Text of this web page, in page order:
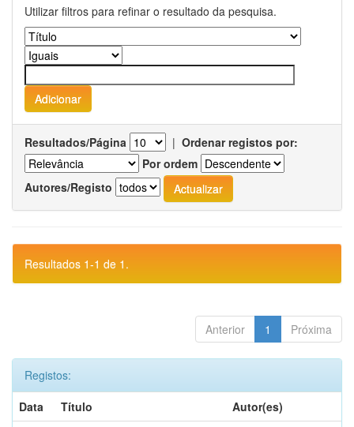
Utilizar filtros para refinar o resultado da pesquisa.
Resultados/Página | Ordenar registos por:
Por ordem
Autores/Registo
Resultados 1-1 de 1.
Anterior 1 Próxima
Registos:
Data
Título
Autor(es)